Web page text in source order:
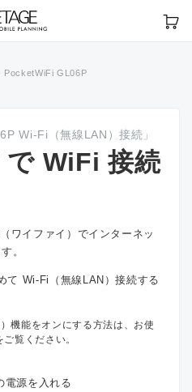
PocketWiFi GL06P
Wi-Fi（無線LAN）接続」
WiFi 接続
ワイファイ）でインターネッ
。
て Wi-Fi（無線LAN）接続する
機能をオンにする方法は、お使
覧ください。
源を入れる